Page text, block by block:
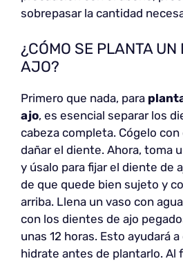
sobrepasar la cantidad
¿CÓMO SE PLANTA UN
AJO?
Primero que nada, para
ajo, es esencial separar los
cabeza completa. Cógelo con
dañar el diente. Ahora, toma
y úsalo para fijar el diente de
de que quede bien sujeto y
arriba. Llena un vaso con
con los dientes de ajo
unas 12 horas. Esto ayudará
hidrate antes de plantarlo. Al